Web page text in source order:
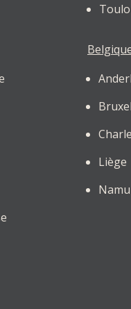
Liège